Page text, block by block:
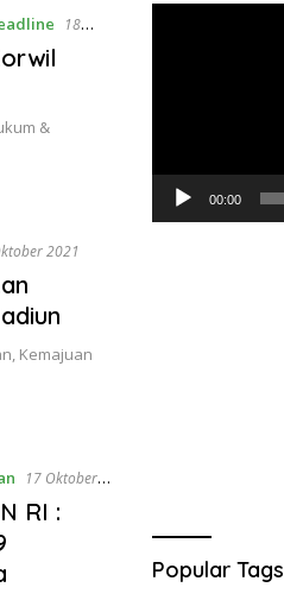
18
&
2021
Kemajuan
17 Oktober
RI :
00:00
Popular Tags